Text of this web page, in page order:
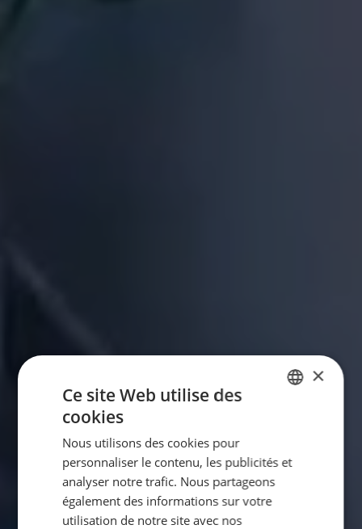
×
Ce site Web utilise des
cookies
Nous utilisons des cookies pour
personnaliser le contenu, les publicités et
analyser notre trafic. Nous partageons
également des informations sur votre
utilisation de notre site avec nos